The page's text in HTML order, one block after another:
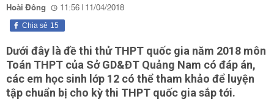
Hoài Đông 11:56 | 11/04/2018
15
Chia sẻ
Dưới đây là đề thi thử THPT quốc gia năm 2018 môn
Toán THPT của Sở GD&ĐT Quảng Nam có đáp án,
các em học sinh lớp 12 có thể tham khảo để luyện
tập chuẩn bị cho kỳ thi THPT quốc gia sắp tới.